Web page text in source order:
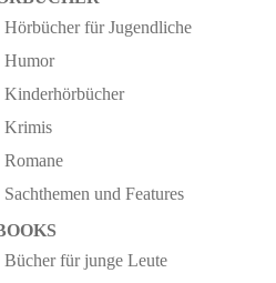
Hörbücher für Jugendliche
Humor
Kinderhörbücher
Krimis
Romane
Sachthemen und Features
Bücher für junge Leute